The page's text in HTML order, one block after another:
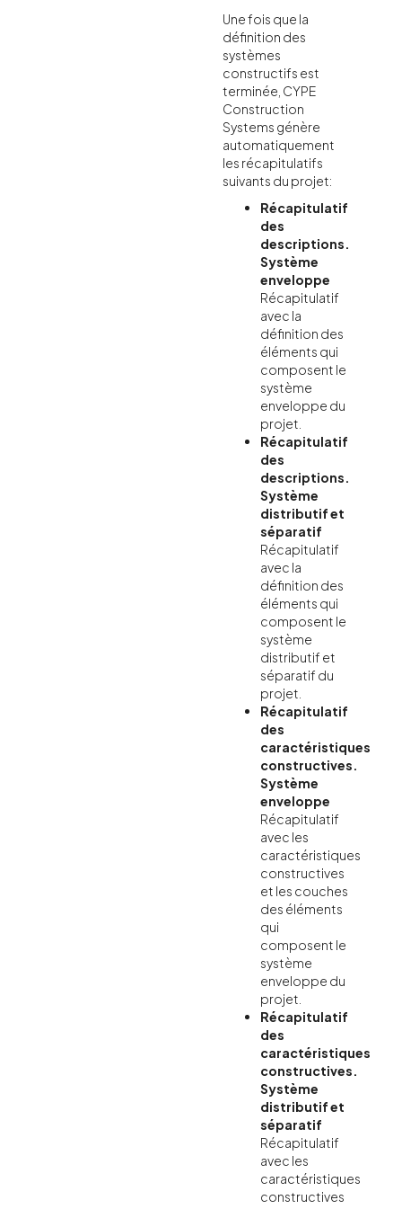
Une fois que la
définition des
systèmes
constructifs est
terminée, CYPE
Construction
Systems génère
automatiquement
les récapitulatifs
suivants du projet:
Récapitulatif
des
descriptions.
Système
enveloppe
Récapitulatif
avec la
définition des
éléments qui
composent le
système
enveloppe du
projet.
Récapitulatif
des
descriptions.
Système
distributif et
séparatif
Récapitulatif
avec la
définition des
éléments qui
composent le
système
distributif et
séparatif du
projet.
Récapitulatif
des
caractéristiques
constructives.
Système
enveloppe
Récapitulatif
avec les
caractéristiques
constructives
et les couches
des éléments
qui
composent le
système
enveloppe du
projet.
Récapitulatif
des
caractéristiques
constructives.
Système
distributif et
séparatif
Récapitulatif
avec les
caractéristiques
constructives